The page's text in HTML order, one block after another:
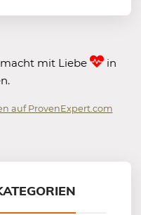
mit Liebe
in
auf ProvenExpert.com